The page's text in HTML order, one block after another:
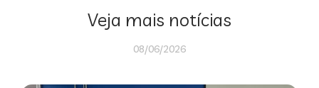
Veja mais notícias
08/06/2026